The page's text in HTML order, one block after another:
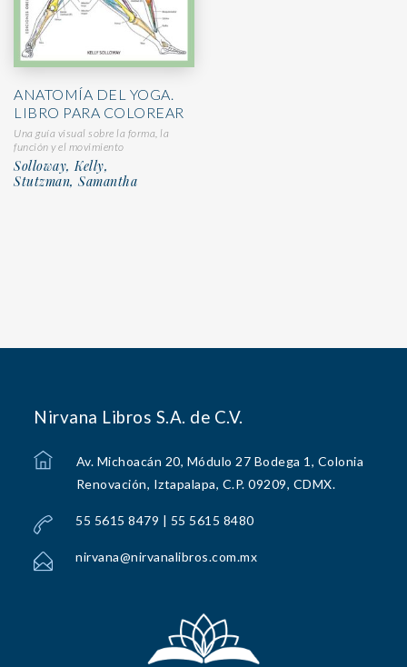
ANATOMÍA DEL YOGA.
LIBRO PARA COLOREAR
Una guía visual sobre la forma, la
función y el movimiento
Solloway, Kelly,
Stutzman, Samantha
Nirvana Libros S.A. de C.V.
Av. Michoacán 20, Módulo 27 Bodega 1, Colonia
Renovación, Iztapalapa, C.P. 09209, CDMX.
55 5615 8479 | 55 5615 8480
nirvana@nirvanalibros.com.mx